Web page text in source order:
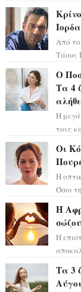
Από
Τάσος
Ο
Τα 4
Η
τους
Οι
Η
Όσοι
Η
Η
Τα 3